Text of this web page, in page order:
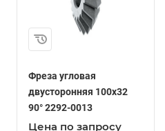
Фреза угловая
двусторонняя 100x32
90° 2292-0013
Цена по запросу